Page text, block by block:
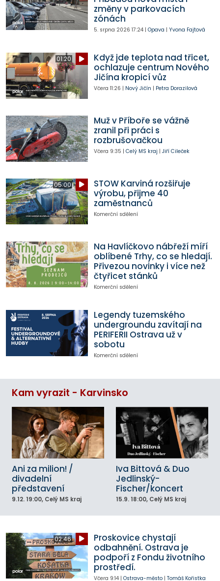
změny v parkovacích
zónách
5. srpna 2026 17:24| Opava | Yvona Fajtová
01:20
Když jde teplota nad třicet,
ochlazuje centrum Nového
Jičína kropicí vůz
Včera 11:26 | Nový Jičín | Petra Dorazilová
Muž v Příboře se vážně
zranil při práci s
rozbrušovačkou
Včera 9:35 | Celý MS kraj | Jiří Cileček
05:00
STOW Karviná rozšiřuje
výrobu, přijme 40
zaměstnanců
Komerční sdělení
Na Havlíčkovo nábřeží míří
oblíbené Trhy, co se hledají.
Přivezou novinky i více než
čtyřicet stánků
Komerční sdělení
Legendy tuzemského
undergroundu zavítají na
PERIFERII Ostrava už v
sobotu
Komerční sdělení
Kam vyrazit - Karvinsko
Ani za milion! /
divadelní
představení
9.12. 19:00, Celý MS kraj
Iva Bittová & Duo
Jedlinský-
Fischer/koncert
15.9. 18:00, Celý MS kraj
02:46
Proskovice chystají
odbahnění. Ostrava je
podpoří z Fondu životního
prostředí.
Včera 9:14| Ostrava-město| Tomáš Kořistka